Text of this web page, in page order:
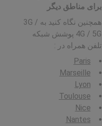
برای مناطق دیگر
همچنین نگاه کنید به 3G /
4G / 5G پوشش شبکه
تلفن همراه در :
Paris
Marseille
Lyon
Toulouse
Nice
Nantes